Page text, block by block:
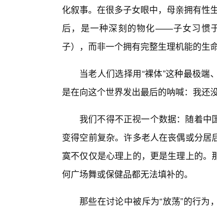
化叙事。在很多子女眼中，母亲拥有性
后，是一种深刻的物化——子女习惯
子），而非一个拥有完整生理机能的生
当老人们选择用“裸体”这种最极
是在向这个世界发出最后的呐喊：我还
我们不得不正视一个数据：随着
变得空前复杂。许多老人在丧偶或分
寞不仅仅是心理上的，更是生理上的
何广场舞或保健品都无法填补的。
那些在讨论中被斥为“放荡”的行